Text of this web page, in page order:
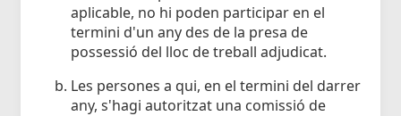
aplicable, no hi poden participar en el
termini d'un any des de la presa de
possessió del lloc de treball adjudicat.
Les persones a qui, en el termini del darrer
any, s'hagi autoritzat una comissió de